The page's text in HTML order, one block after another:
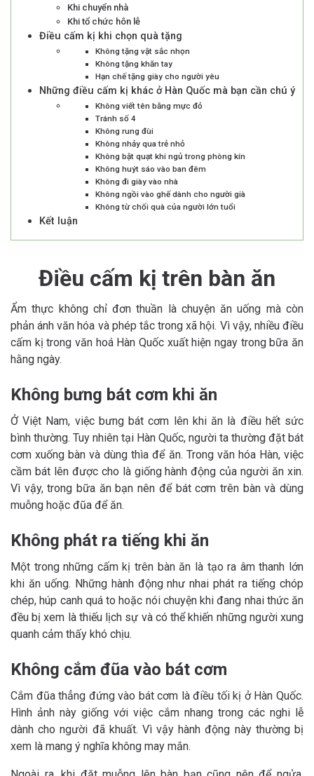
Khi chuyển nhà
Khi tổ chức hôn lễ
Điều cấm kị khi chọn quà tặng
Không tặng vật sắc nhọn
Không tặng khăn tay
Hạn chế tặng giày cho người yêu
Những điều cấm kị khác ở Hàn Quốc mà bạn cần chú ý
Không viết tên bằng mực đỏ
Tránh số 4
Không rung đùi
Không nhảy qua trẻ nhỏ
Không bật quạt khi ngủ trong phòng kín
Không huýt sáo vào ban đêm
Không đi giày vào nhà
Không ngồi vào ghế dành cho người già
Không từ chối quà của người lớn tuổi
Kết luận
Điều cấm kị trên bàn ăn
Ẩm thực không chỉ đơn thuần là chuyện ăn uống mà còn
phản ánh văn hóa và phép tắc trong xã hội. Vì vậy, nhiều điều
cấm kị trong văn hoá Hàn Quốc xuất hiện ngay trong bữa ăn
hằng ngày.
Không bưng bát cơm khi ăn
Ở Việt Nam, việc bưng bát cơm lên khi ăn là điều hết sức
bình thường. Tuy nhiên tại Hàn Quốc, người ta thường đặt bát
cơm xuống bàn và dùng thìa để ăn. Trong văn hóa Hàn, việc
cầm bát lên được cho là giống hành động của người ăn xin.
Vì vậy, trong bữa ăn bạn nên để bát cơm trên bàn và dùng
muỗng hoặc đũa để ăn.
Không phát ra tiếng khi ăn
Một trong những cấm kị trên bàn ăn là tạo ra âm thanh lớn
khi ăn uống. Những hành động như nhai phát ra tiếng chóp
chép, húp canh quá to hoặc nói chuyện khi đang nhai thức ăn
đều bị xem là thiếu lịch sự và có thể khiến những người xung
quanh cảm thấy khó chịu.
Không cắm đũa vào bát cơm
Cắm đũa thẳng đứng vào bát cơm là điều tối kị ở Hàn Quốc.
Hình ảnh này giống với việc cắm nhang trong các nghi lễ
dành cho người đã khuất. Vì vậy hành động này thường bị
xem là mang ý nghĩa không may mắn.